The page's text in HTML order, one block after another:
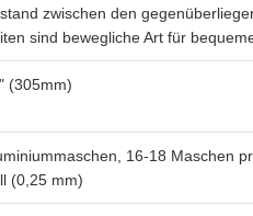
zwischen den
sind bewegliche Art für
(305mm)
16-18 Maschen
(0,25 mm)